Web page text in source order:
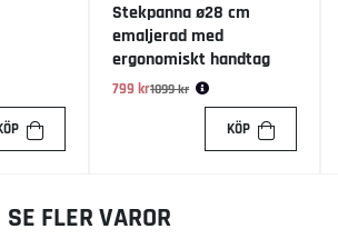
Stekpanna ø28 cm
emaljerad med
ergonomiskt handtag
799 kr
Ordinarie pris:
1099 kr
KÖP
SE FLER VAROR